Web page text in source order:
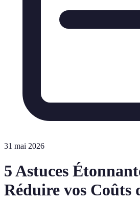
31 mai 2026
5 Astuces
Réduire vos Coûts